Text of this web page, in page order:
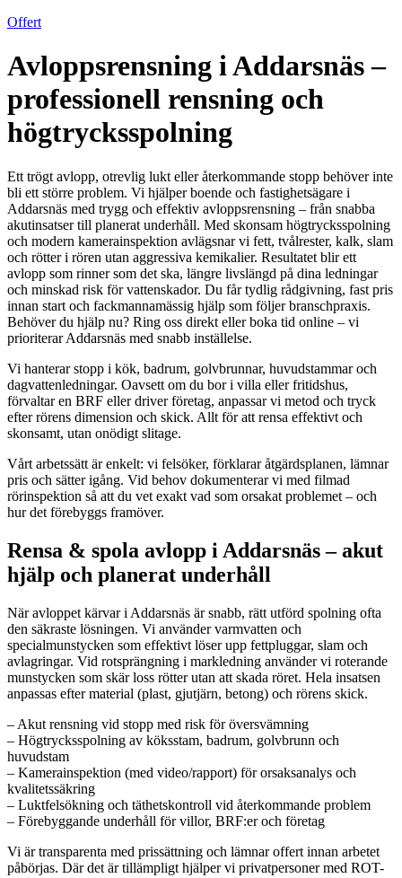
Offert
Avloppsrensning i Addarsnäs –
professionell rensning och
högtrycksspolning
Ett trögt avlopp, otrevlig lukt eller återkommande stopp behöver inte
bli ett större problem. Vi hjälper boende och fastighetsägare i
Addarsnäs med trygg och effektiv avloppsrensning – från snabba
akutinsatser till planerat underhåll. Med skonsam högtrycksspolning
och modern kamera­inspektion avlägsnar vi fett, tvålrester, kalk, slam
och rötter i rören utan aggressiva kemikalier. Resultatet blir ett
avlopp som rinner som det ska, längre livslängd på dina ledningar
och minskad risk för vattenskador. Du får tydlig rådgivning, fast pris
innan start och fackmannamässig hjälp som följer branschpraxis.
Behöver du hjälp nu? Ring oss direkt eller boka tid online – vi
prioriterar Addarsnäs med snabb inställelse.
Vi hanterar stopp i kök, badrum, golvbrunnar, huvudstammar och
dagvattenledningar. Oavsett om du bor i villa eller fritidshus,
förvaltar en BRF eller driver företag, anpassar vi metod och tryck
efter rörens dimension och skick. Allt för att rensa effektivt och
skonsamt, utan onödigt slitage.
Vårt arbetssätt är enkelt: vi felsöker, förklarar åtgärdsplanen, lämnar
pris och sätter igång. Vid behov dokumenterar vi med filmad
rörinspektion så att du vet exakt vad som orsakat problemet – och
hur det förebyggs framöver.
Rensa & spola avlopp i Addarsnäs – akut
hjälp och planerat underhåll
När avloppet kärvar i Addarsnäs är snabb, rätt utförd spolning ofta
den säkraste lösningen. Vi använder varmvatten och
specialmunstycken som effektivt löser upp fettpluggar, slam och
avlagringar. Vid rotsprängning i markledning använder vi roterande
munstycken som skär loss rötter utan att skada röret. Hela insatsen
anpassas efter material (plast, gjutjärn, betong) och rörens skick.
– Akut rensning vid stopp med risk för översvämning
– Högtrycksspolning av köksstam, badrum, golvbrunn och
huvudstam
– Kamera­inspektion (med video/rapport) för orsaksanalys och
kvalitetssäkring
– Luktfelsökning och täthetskontroll vid återkommande problem
– Förebyggande underhåll för villor, BRF:er och företag
Vi är transparenta med prissättning och lämnar offert innan arbetet
påbörjas. Där det är tillämpligt hjälper vi privatpersoner med ROT-